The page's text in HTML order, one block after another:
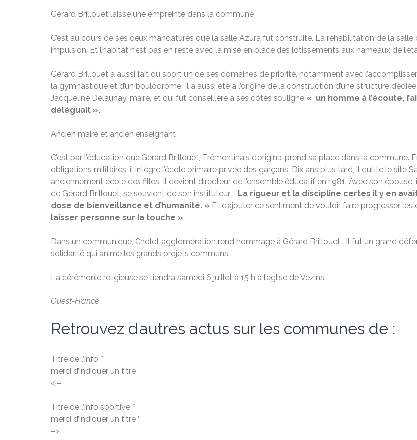
Gérard Brillouet laisse une empreinte dans la commune
C’est au cours de ses deux mandatures que la salle Azura fut construite. La réhabilitation de la
impulsion. Et l’habitat n’est pas en reste avec la mise en place des lotissements aux hameaux de
Gérard Brillouet a aussi fait du sport un de ses domaines de priorité, notamment avec
la gymnastique et d’un boulodrome. Il a aussi été à l’origine de la construction d’une structure
Jacqueline Delaunay, maire, et qui fut conseillère à ses côtés souligne « un homme à l’écoute,
déléguait ».
Ancien maire et ancien enseignant
C’est par l’éducation que Gérard Brillouet, Trémentinais d’origine, prend sa place dans la commune.
obligations militaires, il intègre l’école primaire privée des garçons. Dix ans plus tard, il quitte le site
anciennement école des filles. Il devient directeur de l’ensemble éducatif en 1981. Avec son
de Gérard Brillouet, se souvient de son instituteur : La rigueur et la discipline certes il y en
dose de bienveillance et d’humanité. » Et d’ajouter ce sentiment de vouloir faire progresser les
laisser personne sur la touche ».
Dans un communiqué, Cholet agglomération rend hommage à Gérard Brillouet : Il fut un grand
solidarité qui anime les grands projets communs.
La cérémonie religieuse se tiendra samedi 6 juillet à 15 h à l’église de Vezins.
Ouest-France
Retrouvez d’autres actus sur les communes de :
Titre de l’info *
merci d’indiquer un titre’
<!–
Titre de l’info sportive *
merci d’indiquer un titre ‘
–>